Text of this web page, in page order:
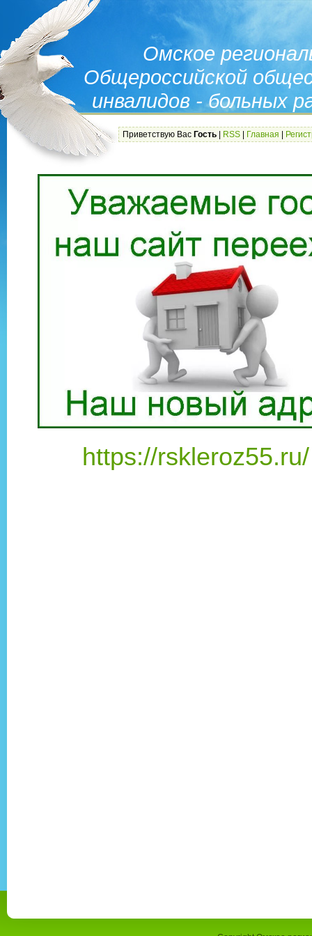
Омское
Общероссийской
инвалидов - больных
(ОРО-
Приветствую Вас Гость RSS Главная
https://rskleroz55.ru/